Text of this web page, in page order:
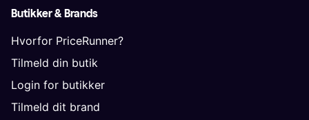
Butikker & Brands
Hvorfor PriceRunner?
Tilmeld din butik
Login for butikker
Tilmeld dit brand